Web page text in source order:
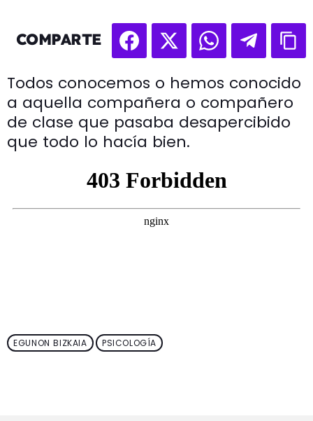
COMPARTE
Todos conocemos o hemos conocido
a aquella compañera o compañero
de clase que pasaba desapercibido
que todo lo hacía bien.
EGUNON BIZKAIA PSICOLOGÍA